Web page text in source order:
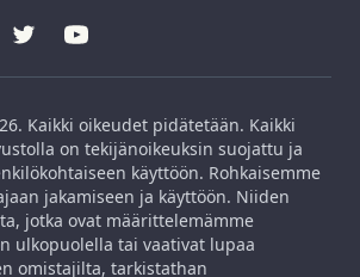
Kaikki oikeudet pidätetään. Kaikki
on tekijänoikeuksin suojattu ja
käyttöön. Rohkaisemme
jakamiseen ja käyttöön. Niiden
jotka ovat määrittelemämme
ulkopuolella tai vaativat lupaa
omistajilta, tarkistathan